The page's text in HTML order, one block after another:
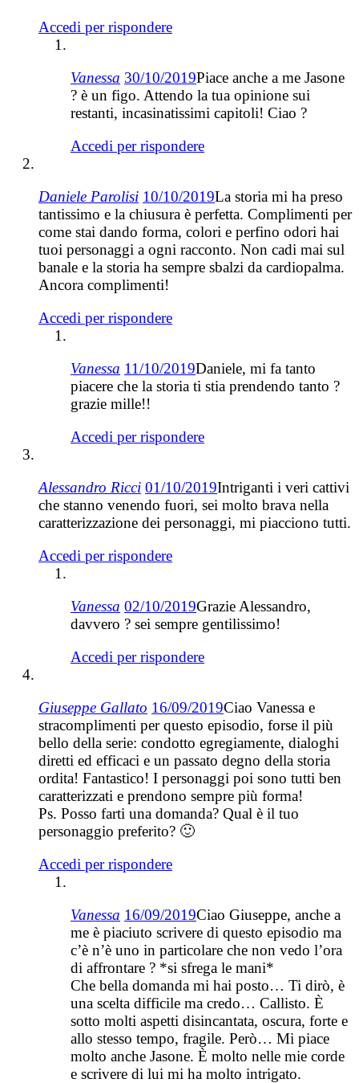
Accedi per rispondere
Vanessa 30/10/2019Piace anche a me Jasone
? è un figo. Attendo la tua opinione sui
restanti, incasinatissimi capitoli! Ciao ?
Accedi per rispondere
Daniele Parolisi 10/10/2019La storia mi ha preso
tantissimo e la chiusura è perfetta. Complimenti per
come stai dando forma, colori e perfino odori hai
tuoi personaggi a ogni racconto. Non cadi mai sul
banale e la storia ha sempre sbalzi da cardiopalma.
Ancora complimenti!
Accedi per rispondere
Vanessa 11/10/2019Daniele, mi fa tanto
piacere che la storia ti stia prendendo tanto ?
grazie mille!!
Accedi per rispondere
Alessandro Ricci 01/10/2019Intriganti i veri cattivi
che stanno venendo fuori, sei molto brava nella
caratterizzazione dei personaggi, mi piacciono tutti.
Accedi per rispondere
Vanessa 02/10/2019Grazie Alessandro,
davvero ? sei sempre gentilissimo!
Accedi per rispondere
Giuseppe Gallato 16/09/2019Ciao Vanessa e
stracomplimenti per questo episodio, forse il più
bello della serie: condotto egregiamente, dialoghi
diretti ed efficaci e un passato degno della storia
ordita! Fantastico! I personaggi poi sono tutti ben
caratterizzati e prendono sempre più forma!
Ps. Posso farti una domanda? Qual è il tuo
personaggio preferito? 🙂
Accedi per rispondere
Vanessa 16/09/2019Ciao Giuseppe, anche a
me è piaciuto scrivere di questo episodio ma
c’è n’è uno in particolare che non vedo l’ora
di affrontare ? *si sfrega le mani*
Che bella domanda mi hai posto… Ti dirò, è
una scelta difficile ma credo… Callisto. È
sotto molti aspetti disincantata, oscura, forte e
allo stesso tempo, fragile. Però… Mi piace
molto anche Jasone. È molto nelle mie corde
e scrivere di lui mi ha molto intrigato.